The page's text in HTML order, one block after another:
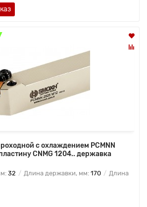
с охлаждением PCMNN
CNMG 1204.. державка
32 Длина державки, мм: 170
Длина